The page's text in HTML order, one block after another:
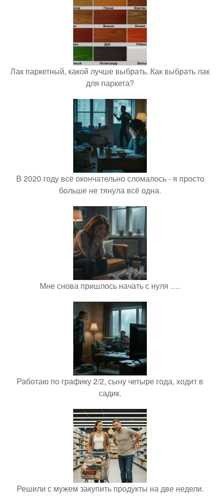
Лак паркетный, какой лучше выбрать. Как выбрать лак
для паркета?
В 2020 году всё окончательно сломалось - я просто
больше не тянула всё одна.
Мне снова пришлось начать с нуля ….
Работаю по графику 2/2, сыну четыре года, ходит в
садик.
Решили с мужем закупить продукты на две недели.